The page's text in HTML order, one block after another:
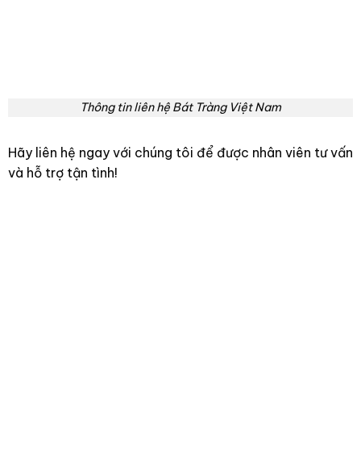
Thông tin liên hệ Bát Tràng Việt Nam
Hãy liên hệ ngay với chúng tôi để được nhân viên tư vấn
và hỗ trợ tận tình!